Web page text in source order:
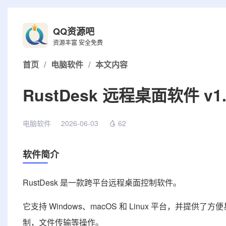
QQ资源吧
资源丰富 安全免费
首页 / 电脑软件 / 本文内容
RustDesk 远程桌面软件
电脑软件 2026-06-03 62
软件简介
RustDesk 是一款跨平台远程桌面控制软件。
它支持 Windows、macOS 和 Linux 平台，并提供了方
制，文件传输等操作。